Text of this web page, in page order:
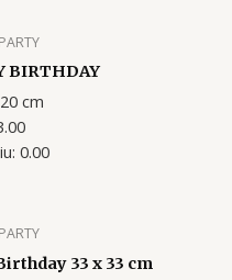
BIRTHDAY
cm
0.00
33 x 33 cm